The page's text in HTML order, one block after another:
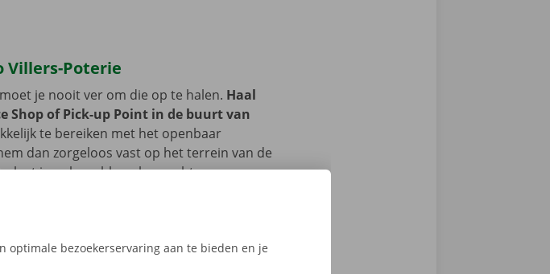
Villers-Poterie
je nooit ver om die op te halen. Haal
Shop of Pick-up Point in de buurt van
te bereiken met het openbaar
dan zorgeloos vast op het terrein van de
laat je ook probleemloos achter op ons
optimale bezoekerservaring aan te bieden en je